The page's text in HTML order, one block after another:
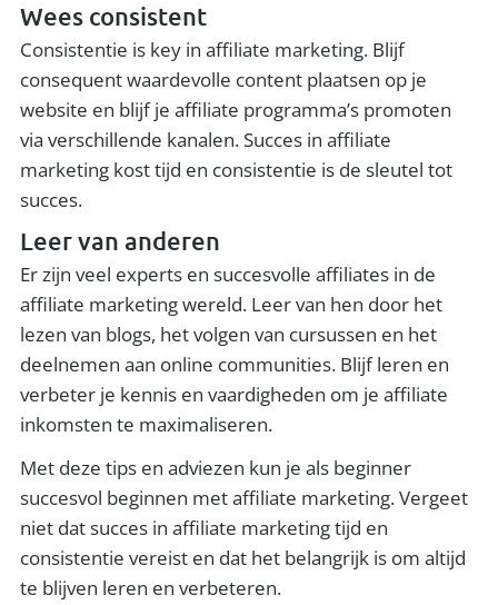
Wees consistent
Consistentie is key in affiliate marketing. Blijf
consequent waardevolle content plaatsen op je
website en blijf je affiliate programma’s promoten
via verschillende kanalen. Succes in affiliate
marketing kost tijd en consistentie is de sleutel tot
succes.
Leer van anderen
Er zijn veel experts en succesvolle affiliates in de
affiliate marketing wereld. Leer van hen door het
lezen van blogs, het volgen van cursussen en het
deelnemen aan online communities. Blijf leren en
verbeter je kennis en vaardigheden om je affiliate
inkomsten te maximaliseren.
Met deze tips en adviezen kun je als beginner
succesvol beginnen met affiliate marketing. Vergeet
niet dat succes in affiliate marketing tijd en
consistentie vereist en dat het belangrijk is om altijd
te blijven leren en verbeteren.